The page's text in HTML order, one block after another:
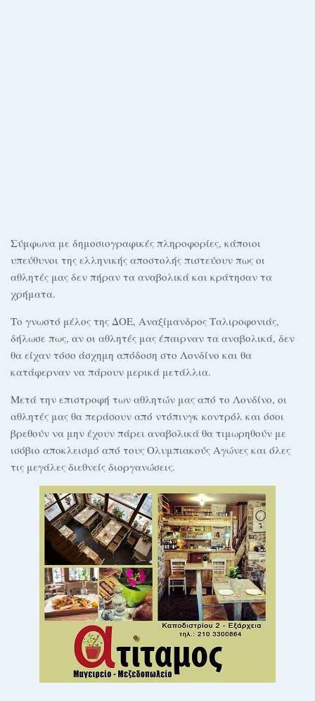
Σύμφωνα με δημοσιογραφικές πληροφορίες, κάποιοι
υπεύθυνοι της ελληνικής αποστολής πιστεύουν πως οι
αθλητές μας δεν πήραν τα αναβολικά και κράτησαν τα
χρήματα.
Το γνωστό μέλος της ΔΟΕ, Αναξίμανδρος Ταλιροφονιάς,
δήλωσε πως, αν οι αθλητές μας έπαιρναν τα αναβολικά, δεν
θα είχαν τόσο άσχημη απόδοση στο Λονδίνο και θα
κατάφερναν να πάρουν μερικά μετάλλια.
Μετά την επιστροφή των αθλητών μας από το Λονδίνο, οι
αθλητές μας θα περάσουν από ντόπινγκ κοντρόλ και όσοι
βρεθούν να μην έχουν πάρει αναβολικά θα τιμωρηθούν με
ισόβιο αποκλεισμό από τους Ολυμπιακούς Αγώνες και όλες
τις μεγάλες διεθνείς διοργανώσεις.